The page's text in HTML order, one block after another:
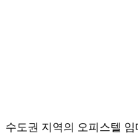
수도권 지역의 오피스텔